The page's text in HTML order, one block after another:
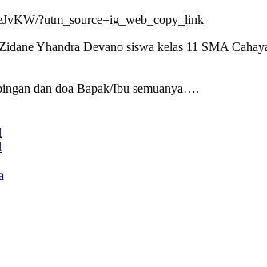
?utm_source=ig_web_copy_link
Yhandra Devano siswa kelas 11 SMA
dan doa Bapak/Ibu semuanya….